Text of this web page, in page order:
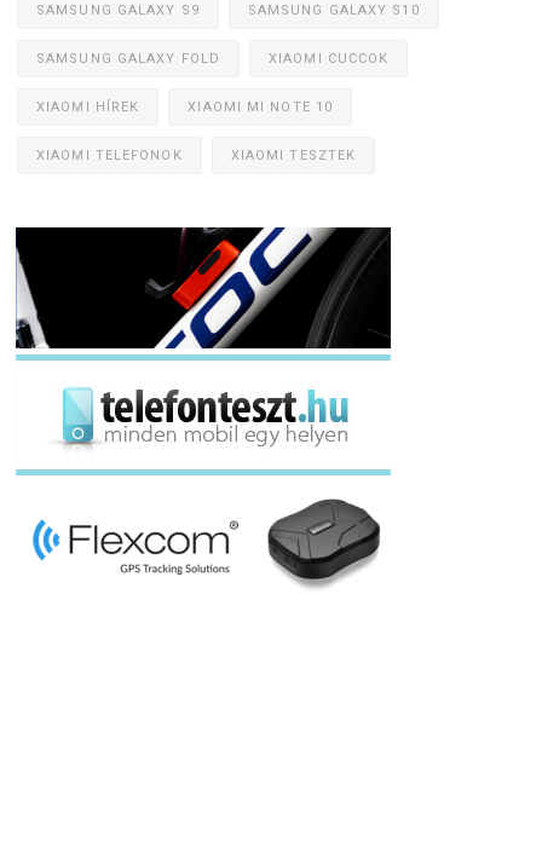
SAMSUNG GALAXY S9 SAMSUNG GALAXY S10
SAMSUNG GALAXY FOLD XIAOMI CUCCOK
XIAOMI HÍREK XIAOMI MI NOTE 10
XIAOMI TELEFONOK XIAOMI TESZTEK